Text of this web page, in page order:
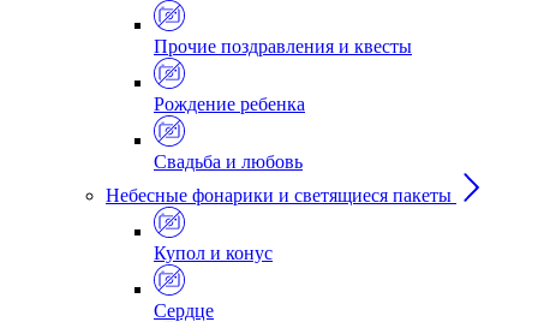
Прочие поздравления и квесты
Рождение ребенка
Свадьба и любовь
Небесные фонарики и светящиеся пакеты
Купол и конус
Сердце